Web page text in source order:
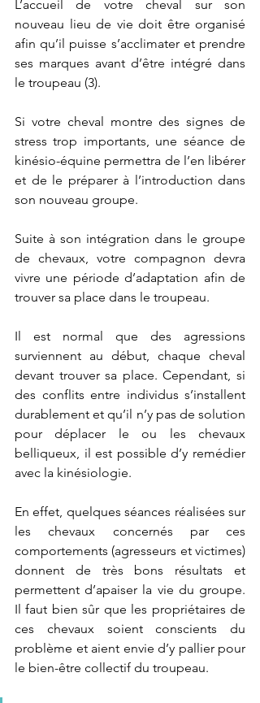
L’accueil de votre cheval sur son
nouveau lieu de vie doit être organisé
afin qu’il puisse s’acclimater et prendre
ses marques avant d’être intégré dans
le troupeau (3).
Si votre cheval montre des signes de
stress trop importants, une séance de
kinésio-équine permettra de l’en libérer
et de le préparer à l’introduction dans
son nouveau groupe.
Suite à son intégration dans le groupe
de chevaux, votre compagnon devra
vivre une période d’adaptation afin de
trouver sa place dans le troupeau.
Il est normal que des agressions
surviennent au début, chaque cheval
devant trouver sa place. Cependant, si
des conflits entre individus s’installent
durablement et qu’il n’y pas de solution
pour déplacer le ou les chevaux
belliqueux, il est possible d’y remédier
avec la kinésiologie.
En effet, quelques séances réalisées sur
les chevaux concernés par ces
comportements (agresseurs et victimes)
donnent de très bons résultats et
permettent d’apaiser la vie du groupe.
Il faut bien sûr que les propriétaires de
ces chevaux soient conscients du
problème et aient envie d’y pallier pour
le bien-être collectif du troupeau.